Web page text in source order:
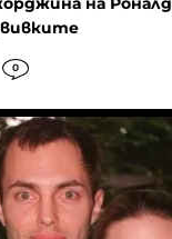
0